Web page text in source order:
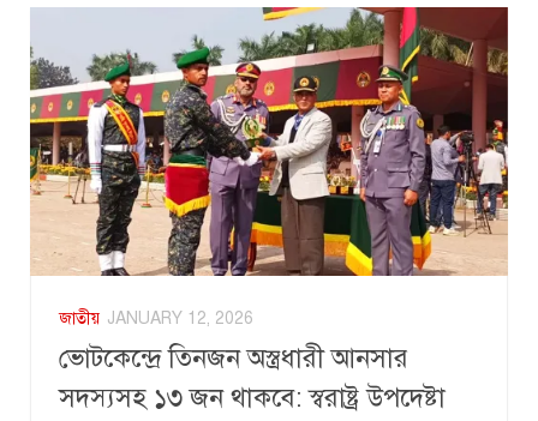
জাতীয় JANUARY 12, 2026
ভোটকেন্দ্রে তিনজন অস্ত্রধারী আনসার
সদস্যসহ ১৩ জন থাকবে: স্বরাষ্ট্র উপদেষ্টা